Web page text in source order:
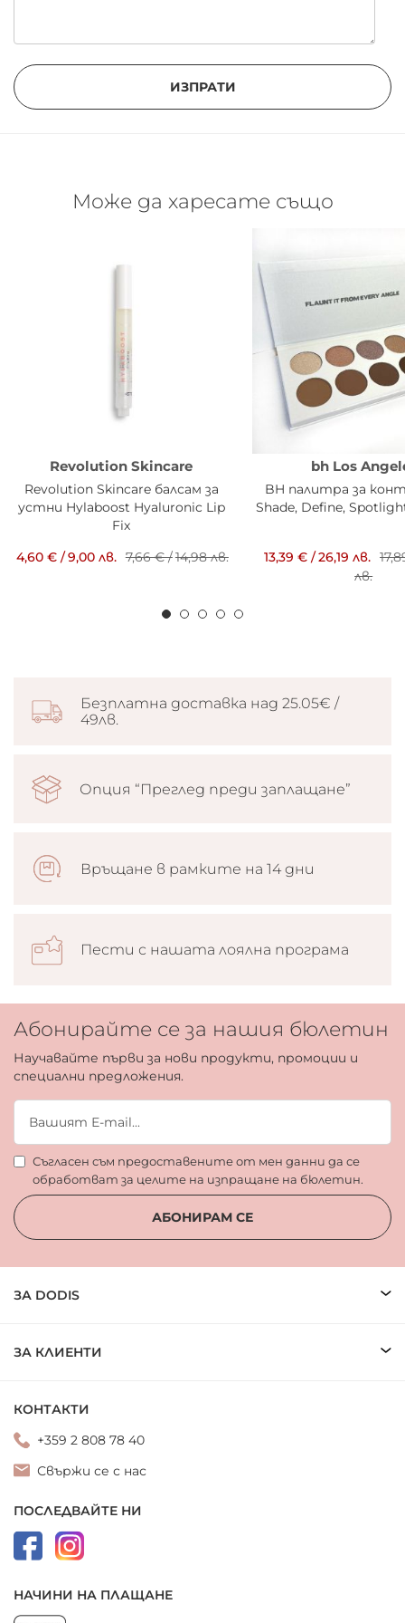
ИЗПРАТИ
Може да харесате също
Revolution Skincare
Revolution Skincare балсам за
устни Hylaboost Hyaluronic Lip
Fix
4,60 €/9,00 лв. 7,66 €/14,98 лв.
bh Los
BH палитра за
Shade, Define,
13,39 € /26,19 лв.
лв.
Безплатна доставка над 25.05€ /
49лв.
Опция “Преглед преди заплащане”
Връщане в рамките на 14 дни
Пести с нашата лоялна програма
Абонирайте се за нашия бюлетин
Научавайте първи за нови продукти, промоции и
специални предложения.
Съгласен съм предоставените от мен данни да се
обработват за целите на изпращане на бюлетин.
АБОНИРАМ СЕ
ЗА DODIS
ЗА КЛИЕНТИ
КОНТАКТИ
+359 2 808 78 40
Свържи се с нас
ПОСЛЕДВАЙТЕ НИ
НАЧИНИ НА ПЛАЩАНЕ